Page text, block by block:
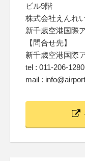
ビル9階
株式会社えんれ
新千歳空港国際
【問合せ先】
新千歳空港国際
tel : 011-206-1280
mail :